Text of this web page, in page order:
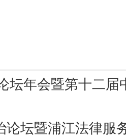
坛年会暨第十二
论坛暨浦江法律服